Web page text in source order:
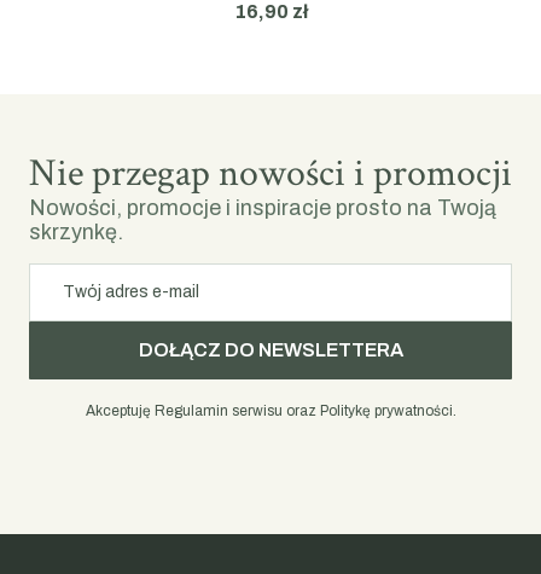
czekolad pitnych, które wnoszą nową jakość do świata
odkryj, jak smakuje prawdziwa rzemieślnicza czekolada
przygotowana w Twoim własnym domu. Zapewniamy
szybką dostawę i satysfakcję z jakości, która spełni
oczekiwania nawet najbardziej wymagających miłośników
czekolady.
16,90 zł
Nie przegap nowości i promocji
Nowości, promocje i inspiracje prosto na Twoją
skrzynkę.
Twój adres e-mail
DOŁĄCZ DO NEWSLETTERA
Akceptuję Regulamin serwisu oraz Politykę prywatności.